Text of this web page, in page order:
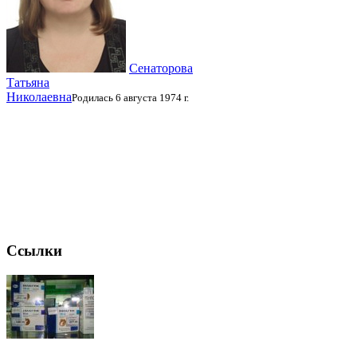
Сенаторова
Татьяна
НиколаевнаРодилась 6 августа 1974 г.
Ссылки